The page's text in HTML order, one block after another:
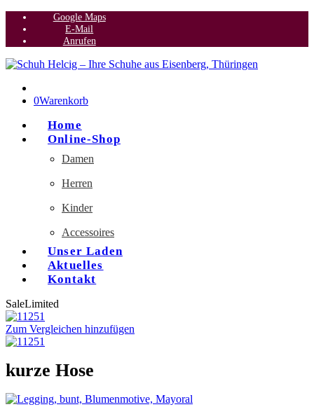
Google Maps
E-Mail
Anrufen
0Warenkorb
Home
Online-Shop
Damen
Herren
Kinder
Accessoires
Unser Laden
Aktuelles
Kontakt
SaleLimited
Zum Vergleichen hinzufügen
kurze Hose